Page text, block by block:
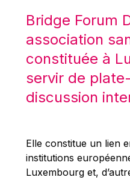
Mario Centeno
Mario Monti
Maroš
Martin Bailey
Martine
Michael
Michel Goedert
Bridge Forum
association
constituée à
servir de
discussion
Elle constitue un lien
institutions
Luxembourg et,